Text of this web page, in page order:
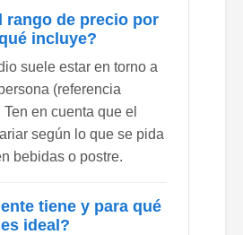
rango de precio por
incluye?
suele estar en torno a
(referencia
en cuenta que el
según lo que se pida
bebidas o postre.
tiene y para qué
ideal?